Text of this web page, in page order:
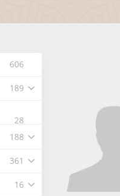
606
189
28
188
361
16